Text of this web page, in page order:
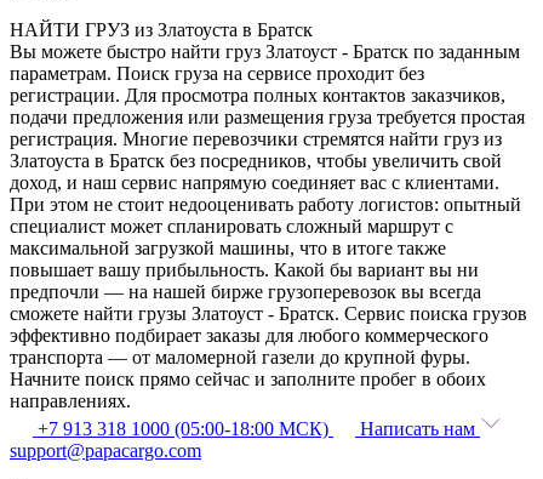
НАЙТИ ГРУЗ из Златоуста в Братск
Вы можете быстро найти груз Златоуст - Братск по заданным
параметрам. Поиск груза на сервисе проходит без
регистрации. Для просмотра полных контактов заказчиков,
подачи предложения или размещения груза требуется простая
регистрация. Многие перевозчики стремятся найти груз из
Златоуста в Братск без посредников, чтобы увеличить свой
доход, и наш сервис напрямую соединяет вас с клиентами.
При этом не стоит недооценивать работу логистов: опытный
специалист может спланировать сложный маршрут с
максимальной загрузкой машины, что в итоге также
повышает вашу прибыльность. Какой бы вариант вы ни
предпочли — на нашей бирже грузоперевозок вы всегда
сможете найти грузы Златоуст - Братск. Сервис поиска грузов
эффективно подбирает заказы для любого коммерческого
транспорта — от маломерной газели до крупной фуры.
Начните поиск прямо сейчас и заполните пробег в обоих
направлениях.
+7 913 318 1000 (05:00-18:00 МСК)
Написать нам
support@papacargo.com